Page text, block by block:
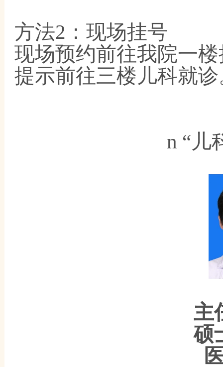
方法2：现场挂号
现场预约前往我院一
提示前往三楼儿科就诊
n “儿
主
硕